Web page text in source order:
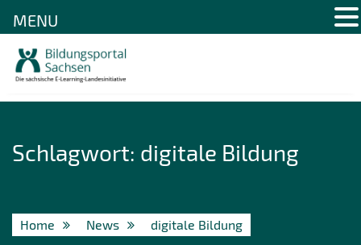
Schlagwort: digitale Bildung
Home News digitale Bildung
MENU